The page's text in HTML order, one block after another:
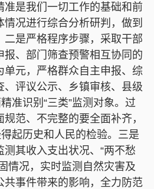
准是我们一切工作的基础和前
况进行综合分析研判，做到
二是严格程序步骤，采取干部
报、部门筛查预警相互协同的
单元，严格群众自主申报、综
、评议公示、乡镇审核、县级
准识别“三类”监测对象。过
范、不完整的要全面补齐，
起历史和人民的检验。三是
其收入支出状况、“两不愁
情况，实时监测自然灾害及
共事件带来的影响，全力防范